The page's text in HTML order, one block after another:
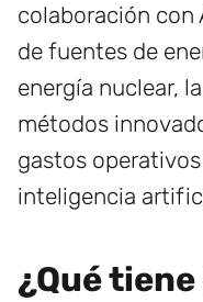
colaboración con
de fuentes de
energía nuclear,
métodos
gastos
inteligencia
¿Qué